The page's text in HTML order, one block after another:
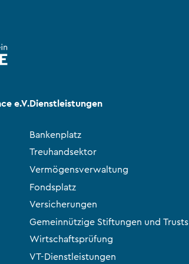
e.V.Dienstleistungen
Bankenplatz
Treuhandsektor
Vermögensverwaltung
Fondsplatz
Versicherungen
Gemeinnützige Stiftungen und Trusts
Wirtschaftsprüfung
VT-Dienstleistungen